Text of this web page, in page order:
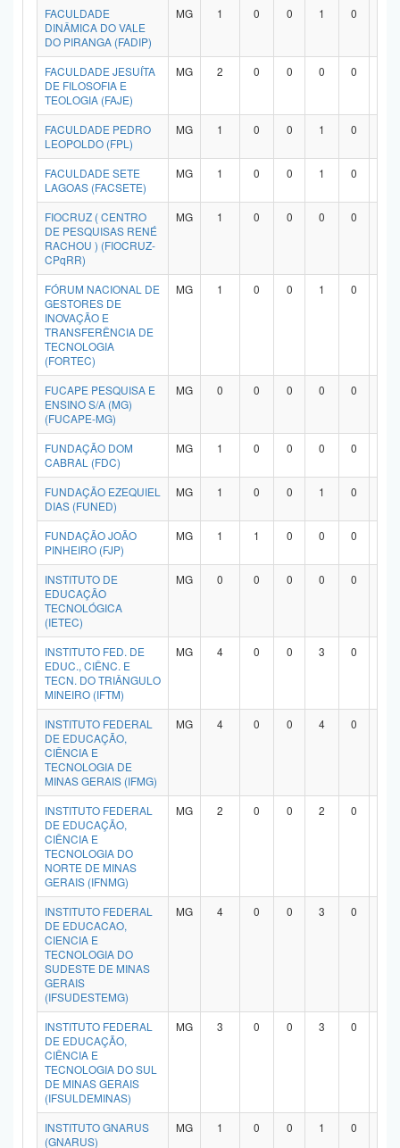
FACULDADE
DINÂMICA DO VALE
DO PIRANGA (FADIP)
MG 1 0 0 1 0
FACULDADE JESUÍTA
DE FILOSOFIA E
TEOLOGIA (FAJE)
MG 2 0 0 0 0
FACULDADE PEDRO
LEOPOLDO (FPL)
MG 1 0 0 1 0
FACULDADE SETE
LAGOAS (FACSETE)
MG 1 0 0 1 0
FIOCRUZ ( CENTRO
DE PESQUISAS RENÉ
RACHOU ) (FIOCRUZ-
CPqRR)
MG 1 0 0 0 0
FÓRUM NACIONAL DE
GESTORES DE
INOVAÇÃO E
TRANSFERÊNCIA DE
TECNOLOGIA
(FORTEC)
MG 1 0 0 1 0
FUCAPE PESQUISA E
ENSINO S/A (MG)
(FUCAPE-MG)
MG 0 0 0 0 0
FUNDAÇÃO DOM
CABRAL (FDC)
MG 1 0 0 0 0
FUNDAÇÃO EZEQUIEL
DIAS (FUNED)
MG 1 0 0 1 0
FUNDAÇÃO JOÃO
PINHEIRO (FJP)
MG 1 1 0 0 0
INSTITUTO DE
EDUCAÇÃO
TECNOLÓGICA
(IETEC)
MG 0 0 0 0 0
INSTITUTO FED. DE
EDUC., CIÊNC. E
TECN. DO TRIÂNGULO
MINEIRO (IFTM)
MG 4 0 0 3 0
INSTITUTO FEDERAL
DE EDUCAÇÃO,
CIÊNCIA E
TECNOLOGIA DE
MINAS GERAIS (IFMG)
MG 4 0 0 4 0
INSTITUTO FEDERAL
DE EDUCAÇÃO,
CIÊNCIA E
TECNOLOGIA DO
NORTE DE MINAS
GERAIS (IFNMG)
MG 2 0 0 2 0
INSTITUTO FEDERAL
DE EDUCACAO,
CIENCIA E
TECNOLOGIA DO
SUDESTE DE MINAS
GERAIS
(IFSUDESTEMG)
MG 4 0 0 3 0
INSTITUTO FEDERAL
DE EDUCAÇÃO,
CIÊNCIA E
TECNOLOGIA DO SUL
DE MINAS GERAIS
(IFSULDEMINAS)
MG 3 0 0 3 0
INSTITUTO GNARUS
(GNARUS)
MG 1 0 0 1 0